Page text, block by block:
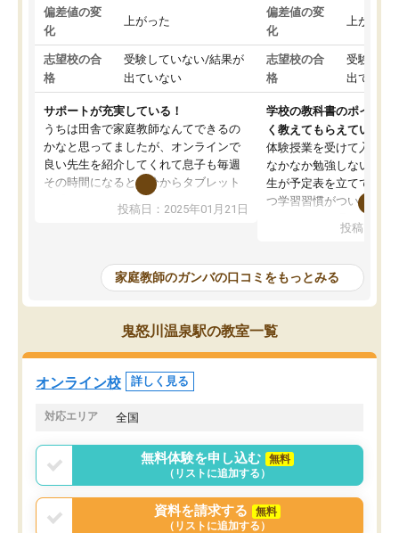
偏差値の変
化
上がった
志望校の合
格
受験していない/結果が
出ていない
サポートが充実している！
うちは田舎で家庭教師なんてできるの
かなと思ってましたが、オンラインで
良い先生を紹介してくれて息子も毎週
その時間になると自分からタブレット
を開いてzoomを繋げるようになりまし
た！5科目なんでもOKなのもとても気
めて1年ほどだった今では平均点以上の
科目が増えてきました！あと1年受験ま
であるので無料の週末教室を使用しな
がら頑張って欲しいと思います！
投稿日：2025年01月21日
偏差値の変
化
上がった
志望校の合
格
受験して
出ていな
学校の教科書のポイント
く教えてもらえている
体験授業を受けて入塾し
なかなか勉強しない息子
生が予定表を立ててくれ
つ学習習慣がついてきま
指導が無い日も予定表
問できるのでとても助か
投稿日：
家庭教師のガンバの口コミをもっとみる
鬼怒川温泉駅の教室一覧
オンライン校 詳しく見る
対応エリア 全国
無料体験を申し込む
無料
（リストに追加する）
資料を請求する
無料
（リストに追加する）